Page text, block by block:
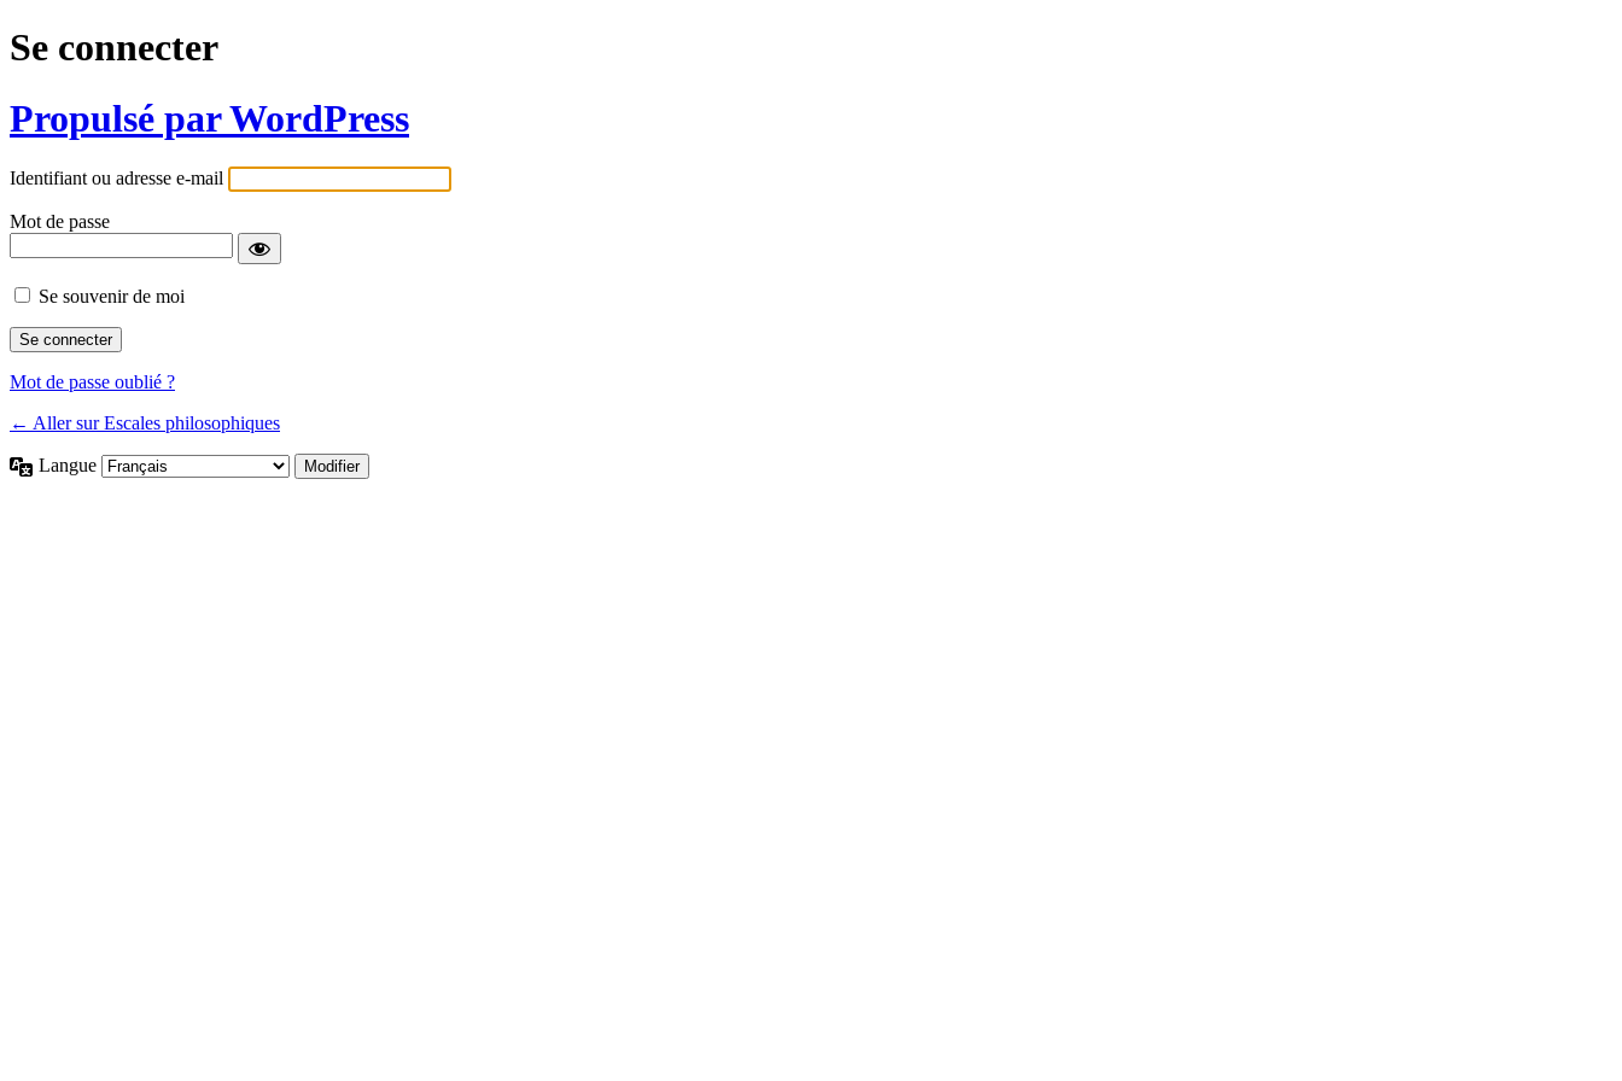
Se connecter
Propulsé par WordPress
Identifiant ou adresse e-mail
Mot de passe
Se souvenir de moi
Mot de passe oublié ?
← Aller sur Escales philosophiques
Langue